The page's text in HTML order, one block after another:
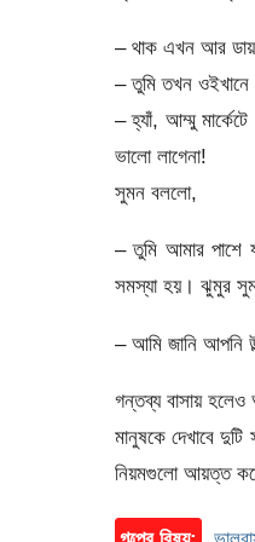
– থাক এখন আর
– তুমি তখন ওইখানে
– হ্যাঁ, আম্মু
ভালো লাগেনা!
সুমন বললো,
– তুমি আমার পাশে
সমস্যা হয়। ঝুমুর
– আমি জানি আপনি
গন্তব্য বাসায়
মানুষকে দেখাবে
নিয়মগুলো আয়ত্ত